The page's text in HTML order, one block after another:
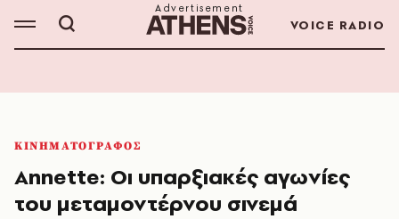
VOICE RADIO
ΚΙΝΗΜΑΤΟΓΡΑΦΟΣ
Annette: Οι υπαρξιακές αγωνίες
του μεταμοντέρνου σινεμά